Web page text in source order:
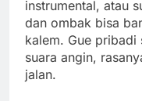
instrumental, atau
dan ombak bisa
kalem. Gue pribadi
suara angin,
jalan.